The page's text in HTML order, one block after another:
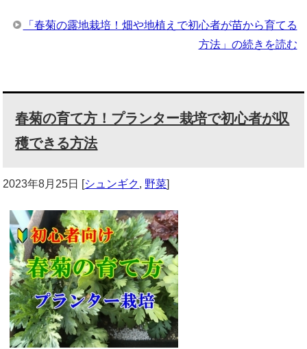
「春菊の露地栽培！畑や地植えで初心者が苗から育てる
方法」の続きを読む
春菊の育て方！プランター栽培で初心者が収
穫できる方法
2023年8月25日 [シュンギク,野菜]